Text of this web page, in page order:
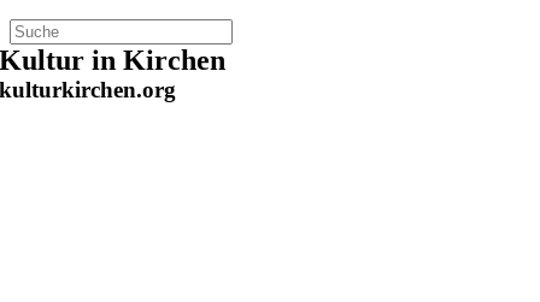
Zum
Inhalt
springen
Kultur in Kirchen
kulturkirchen.org